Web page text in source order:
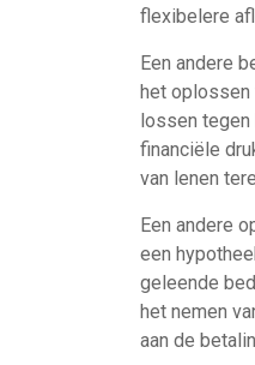
flexibelere
Een andere
het oplossen
lossen tegen
financiële
van lenen
Een andere
een
geleende
het nemen
aan de